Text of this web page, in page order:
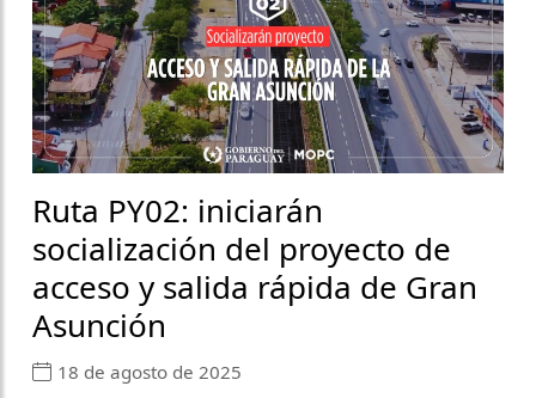
Ruta PY02: iniciarán
socialización del proyecto de
acceso y salida rápida de Gran
Asunción
18 de agosto de 2025